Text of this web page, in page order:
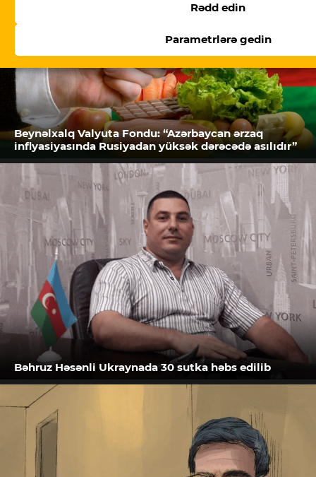
Rədd edin
Parametrlərə gedin
Beynəlxalq Valyuta Fondu: “Azərbaycan ərzaq
inflyasiyasında Rusiyadan yüksək dərəcədə asılıdır”
Bəhruz Həsənli Ukraynada 30 sutka həbs edilib